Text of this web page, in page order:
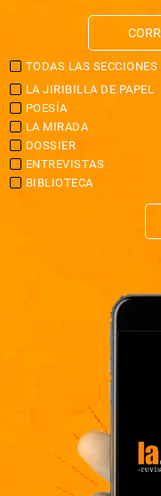
TODAS LAS SECCIONES
LA JIRIBILLA DE PAPEL
POESÍA
LA MIRADA
DOSSIER
ENTREVISTAS
BIBLIOTECA